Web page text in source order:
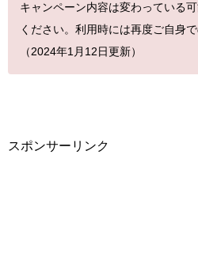
キャンペーン内容は変わっている
ください。利用時には再度ご自身
（2024年1月12日更新）
スポンサーリンク